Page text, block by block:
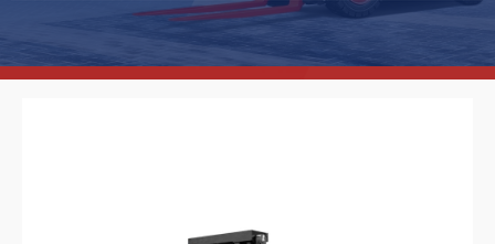
TARGONCA
TARGONCA